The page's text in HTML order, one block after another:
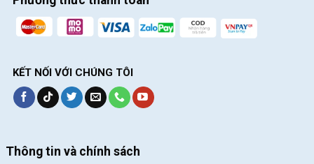
KẾT NỐI VỚI CHÚNG TÔI
Thông tin và chính sách